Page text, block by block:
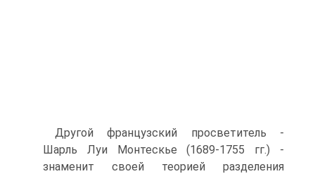
Другой французский просветитель -
Шарль Луи Монтескье (1689-1755 гг.) -
знаменит своей теорией разделения